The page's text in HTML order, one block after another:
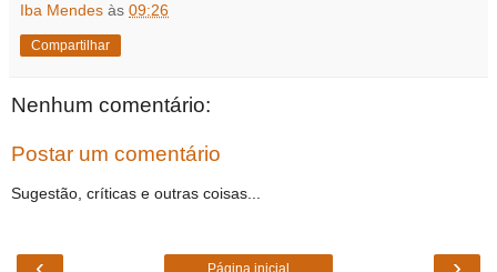
Iba Mendes às 09:26
Compartilhar
Nenhum comentário:
Postar um comentário
Sugestão, críticas e outras coisas...
Página inicial